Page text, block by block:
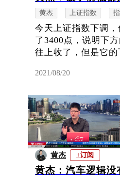
黄杰 上证指数
今天上证指数下调
了3400点，说明下
往上收了，但是它
2021/08/20
黄杰 +订阅
黄杰：汽车逻辑没